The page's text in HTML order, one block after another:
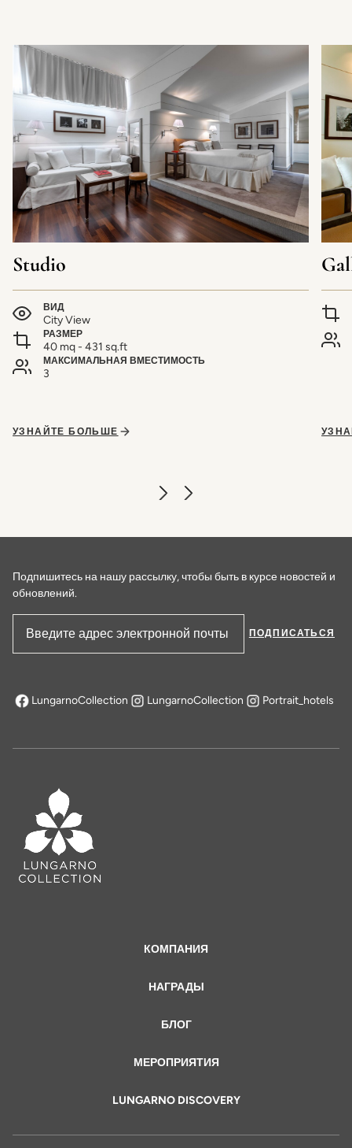
Studio
ВИД
City View
РАЗМЕР
40 mq - 431 sq.ft
МАКСИМАЛЬНАЯ ВМЕСТИМОСТЬ
3
УЗНАЙТЕ БОЛЬШЕ
КОМПАНИЯ
НАГРАДЫ
БЛОГ
МЕРОПРИЯТИЯ
LUNGARNO DISCOVERY
Подпишитесь на нашу рассылку, чтобы быть в курсе новостей и
обновлений.
Адрес электронной почты
ПОДПИСАТЬСЯ
LungarnoCollection
открывается в новой вкладке
LungarnoCollection Portrait_hotels